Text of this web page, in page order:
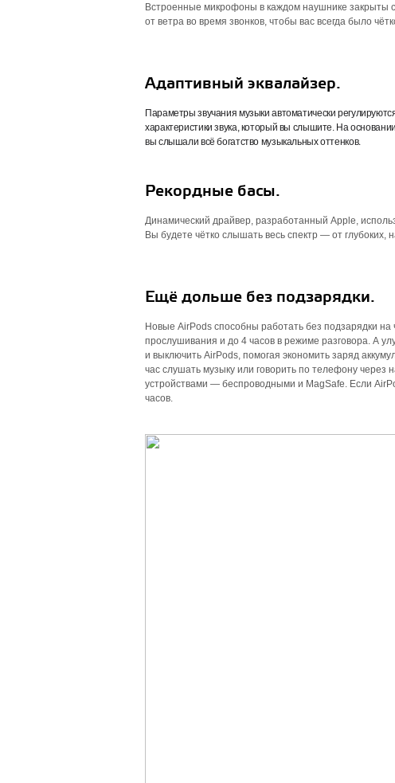
Встроенные микрофоны в каждом наушнике закрыты
от ветра во время звонков, чтобы вас всегда было
Адаптивный эквалайзер.
Параметры звучания музыки автоматически
характеристики звука, который вы слышите. На
вы слышали всё богатство музыкальных оттенков.
Рекордные басы.
Динамический драйвер, разработанный Apple,
Вы будете чётко слышать весь спектр — от
Ещё дольше без подзарядки.
Новые AirPods способны работать без подзарядки
прослушивания и до 4 часов в режиме разговора. А
и выключить AirPods, помогая экономить заряд
час слушать музыку или говорить по телефону
устройствами — беспроводными и MagSafe. Если
часов.